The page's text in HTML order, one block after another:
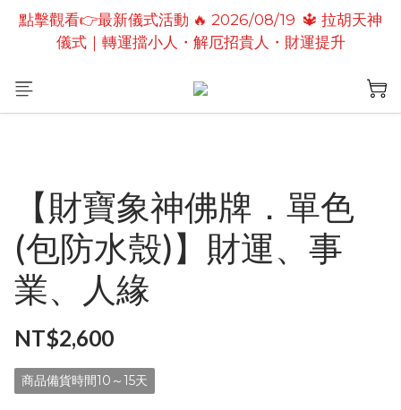
點擊觀看👉最新儀式活動🔥2026/08/19 💗2026七夕
情定善緣桃花燈｜泰國高僧祈願點燈儀式
點擊觀看👉最新儀式活動 🔥 2026/08/19  🔱 拉胡天神
儀式｜轉運擋小人・解厄招貴人・財運提升
點擊觀看👉最新儀式活動🔥 2026/08/31 💖愛神儀式
【財寶象神佛牌．單色
(包防水殼)】財運、事
業、人緣
NT$2,600
商品備貨時間10～15天